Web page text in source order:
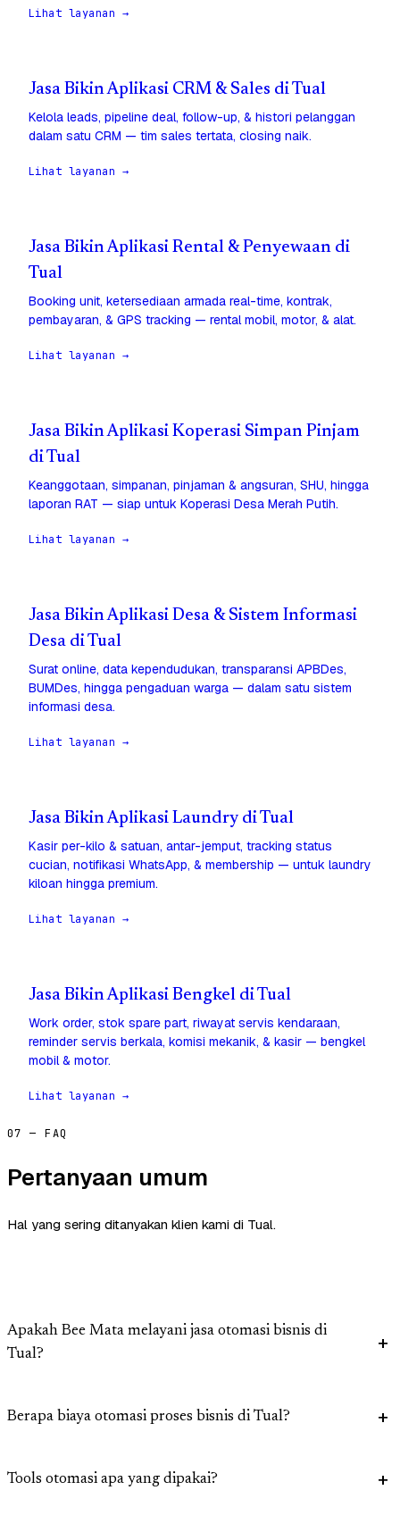
Lihat layanan →
Jasa Bikin Aplikasi CRM & Sales di Tual
Kelola leads, pipeline deal, follow-up, & histori pelanggan
dalam satu CRM — tim sales tertata, closing naik.
Lihat layanan →
Jasa Bikin Aplikasi Rental & Penyewaan di
Tual
Booking unit, ketersediaan armada real-time, kontrak,
pembayaran, & GPS tracking — rental mobil, motor, & alat.
Lihat layanan →
Jasa Bikin Aplikasi Koperasi Simpan Pinjam
di Tual
Keanggotaan, simpanan, pinjaman & angsuran, SHU, hingga
laporan RAT — siap untuk Koperasi Desa Merah Putih.
Lihat layanan →
Jasa Bikin Aplikasi Desa & Sistem Informasi
Desa di Tual
Surat online, data kependudukan, transparansi APBDes,
BUMDes, hingga pengaduan warga — dalam satu sistem
informasi desa.
Lihat layanan →
Jasa Bikin Aplikasi Laundry di Tual
Kasir per-kilo & satuan, antar-jemput, tracking status
cucian, notifikasi WhatsApp, & membership — untuk laundry
kiloan hingga premium.
Lihat layanan →
Jasa Bikin Aplikasi Bengkel di Tual
Work order, stok spare part, riwayat servis kendaraan,
reminder servis berkala, komisi mekanik, & kasir — bengkel
mobil & motor.
Lihat layanan →
07 — FAQ
Pertanyaan umum
Hal yang sering ditanyakan klien kami di Tual.
Apakah Bee Mata melayani jasa otomasi bisnis di
Tual?
Berapa biaya otomasi proses bisnis di Tual?
Tools otomasi apa yang dipakai?